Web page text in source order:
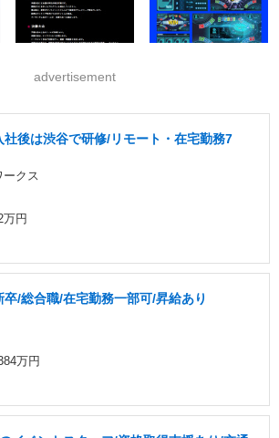
advertisement
後は渋谷で研修/リモート・在宅勤務7
クス
万円
/総合職/在宅勤務一部可/昇給あり
万円